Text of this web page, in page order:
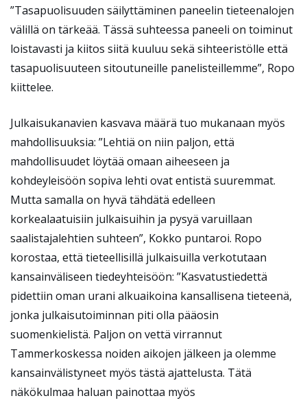
”Tasapuolisuuden säilyttäminen paneelin tieteenalojen
välillä on tärkeää. Tässä suhteessa paneeli on toiminut
loistavasti ja kiitos siitä kuuluu sekä sihteeristölle että
tasapuolisuuteen sitoutuneille panelisteillemme”, Ropo
kiittelee.
Julkaisukanavien kasvava määrä tuo mukanaan myös
mahdollisuuksia: ”Lehtiä on niin paljon, että
mahdollisuudet löytää omaan aiheeseen ja
kohdeyleisöön sopiva lehti ovat entistä suuremmat.
Mutta samalla on hyvä tähdätä edelleen
korkealaatuisiin julkaisuihin ja pysyä varuillaan
saalistajalehtien suhteen”, Kokko puntaroi. Ropo
korostaa, että tieteellisillä julkaisuilla verkotutaan
kansainväliseen tiedeyhteisöön: ”Kasvatustiedettä
pidettiin oman urani alkuaikoina kansallisena tieteenä,
jonka julkaisutoiminnan piti olla pääosin
suomenkielistä. Paljon on vettä virrannut
Tammerkoskessa noiden aikojen jälkeen ja olemme
kansainvälistyneet myös tästä ajattelusta. Tätä
näkökulmaa haluan painottaa myös